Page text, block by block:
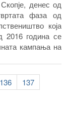
денес од
фаза од
која
2016 година се
кампања на
свест за
Page
136 Page
137